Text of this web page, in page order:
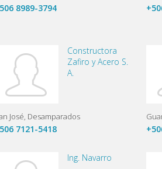
8989-3794
Constructora
Zafiro y Acero S.
A.
José Desamparados
7121-5418
Ing. Navarro